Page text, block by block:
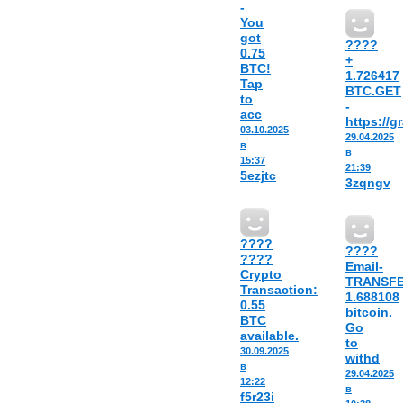
-
You
got
0.75
BTC!
Tap
to
acc
03.10.2025
в
15:37
5ezjtc
????
????
Crypto
Transaction:
0.55
BTC
available.
30.09.2025
в
12:22
f5r23i
????
+
1.726417
BTC.GET
-
https://
29.04.2025
в
21:39
3zqngv
????
Email-
1.688108
bitcoin.
Go
to
withd
29.04.2025
в